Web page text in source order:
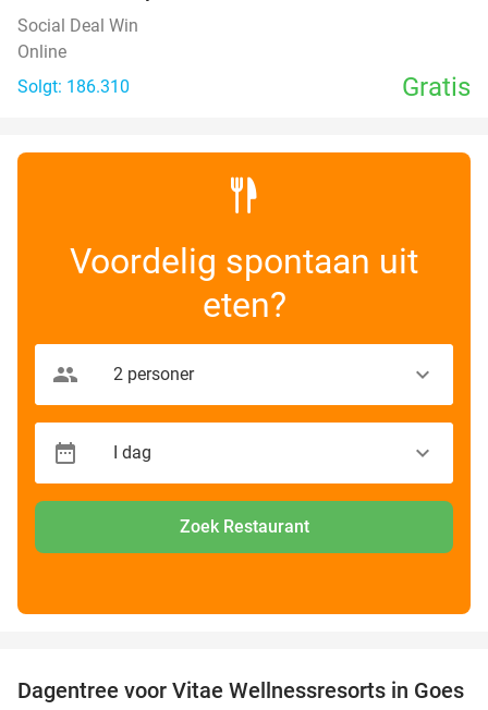
Social Deal Win
Online
Solgt: 186.310
Gratis
Voordelig spontaan uit
eten?
Zoek Restaurant
49%
Dagentree voor Vitae Wellnessresorts in Goes